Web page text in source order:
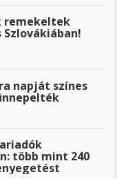
remekeltek
Szlovákiában!
napját színes
több mint 240